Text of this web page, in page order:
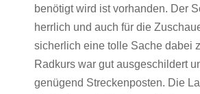
benötigt wird ist vorhanden. Der
herrlich und auch für die
sicherlich eine tolle Sache dabei
Radkurs war gut ausgeschildert
genügend Streckenposten. Die